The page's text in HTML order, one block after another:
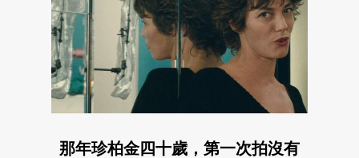
那年珍柏金四十歲，第一次拍沒有